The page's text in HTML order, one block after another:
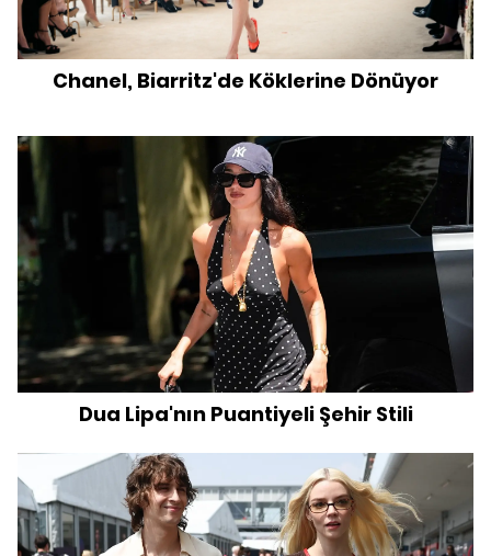
Chanel, Biarritz'de Köklerine Dönüyor
Dua Lipa'nın Puantiyeli Şehir Stili